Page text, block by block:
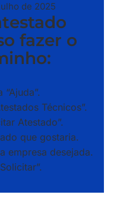
de 2025
fazer o
“Ajuda”.
Técnicos”.
Atestado”.
que gostaria.
empresa desejada.